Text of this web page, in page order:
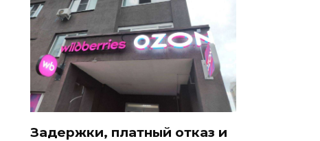
Задержки, платный отказ и